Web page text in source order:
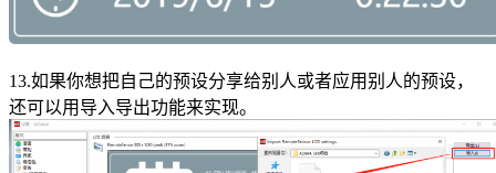
13.如果你想把自己的预设分享给别人或者应用别人的预设，
还可以用导入导出功能来实现。